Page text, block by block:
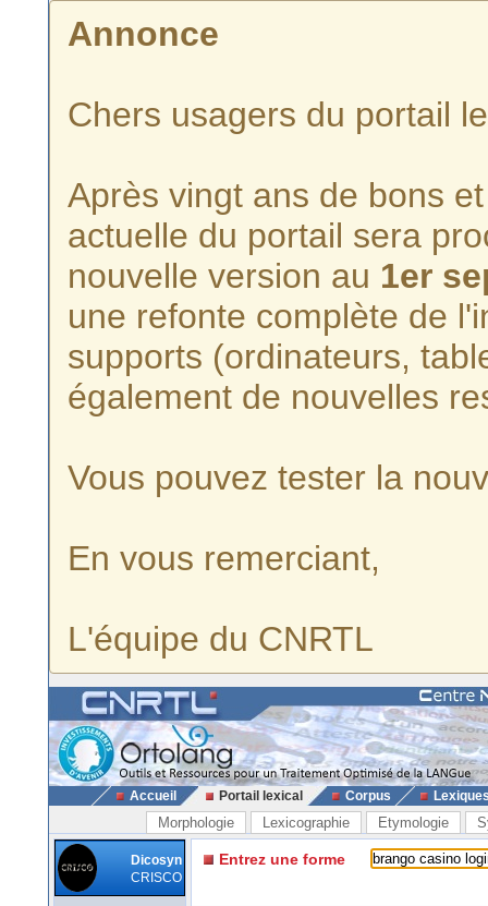
Annonce
Chers usagers du portail
Après vingt ans de bons
actuelle du portail sera
nouvelle version au 1er
une refonte complète de
supports (ordinateurs,
également de nouvelles
Vous pouvez tester la
En vous remerciant,
L'équipe du CNRTL
Accueil Portail lexical Corpus
Morphologie Lexicographie Etymologie
Dicosyn
CRISCO
Entrez une forme